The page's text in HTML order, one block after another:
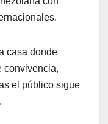
casa donde
convivencia,
el público sigue